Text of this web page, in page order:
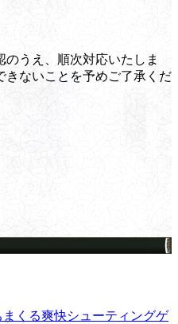
うえ、順次対応いたしま
きないことを予めご了承くだ
まくる爽快シューティングゲ